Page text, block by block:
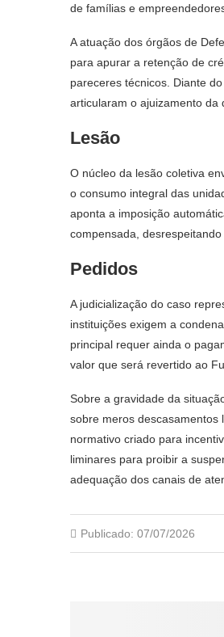
de famílias e
A atuação dos órgãos de
para apurar a retenção de
pareceres técnicos. Diante
articularam o ajuizamento da
Lesão
O núcleo da lesão coletiva
o consumo integral das
aponta a imposição
compensada,
Pedidos
A judicialização do caso
instituições exigem a
principal requer ainda o
valor que será revertido ao
Sobre a gravidade da
sobre meros descasamentos
normativo criado para
liminares para proibir a
adequação dos canais de
Publicado: 07/07/2026